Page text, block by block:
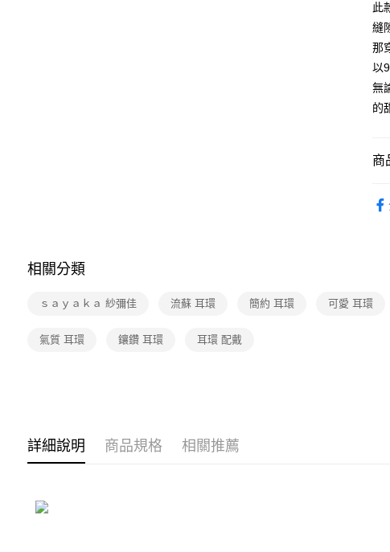
此
縫
那
以
無
的
商
相關分類
ｓａｙａｋａ 紗彌佳 流蘇 耳環 簡約 耳環 可愛 耳環
氣質 耳環 鑲鑽 耳環 耳環 配戴
詳細說明 商品規格 相關推薦